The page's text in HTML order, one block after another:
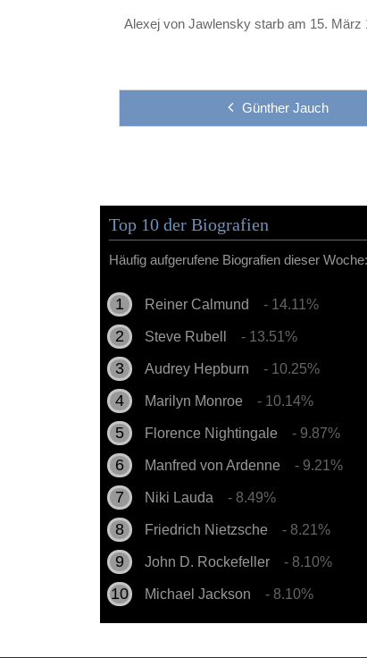
Alexej von Jawlensky starb am 15. März
Günther Jauch
Top 10 der Biografien
Häufig aufgerufene Biografien dieser Woche:
Reiner Calmund - 14.11%
Steve Rubell - 13.51%
Audrey Hepburn - 10.25%
Marilyn Monroe - 10.14%
Florence Nightingale - 9.87%
Manfred von Ardenne - 9.21%
Niki Lauda - 8.49%
Friedrich Nietzsche - 8.21%
John D. Rockefeller - 8.10%
Michael Jackson - 8.10%